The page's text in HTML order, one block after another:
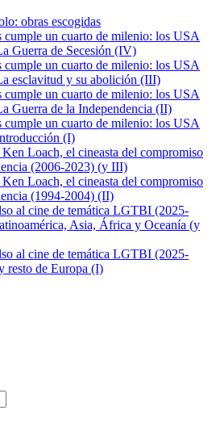
obras escogidas
cumple un cuarto de milenio: los USA
Guerra de Secesión (IV)
cumple un cuarto de milenio: los USA
esclavitud y su abolición (III)
cumple un cuarto de milenio: los USA
Guerra de la Independencia (II)
cumple un cuarto de milenio: los USA
(I)
Loach, el cineasta del compromiso
(2006-2023) (y III)
Loach, el cineasta del compromiso
(1994-2004) (II)
al cine de temática LGTBI (2025-
Asia, África y Oceanía (y
al cine de temática LGTBI (2025-
resto de Europa (I)